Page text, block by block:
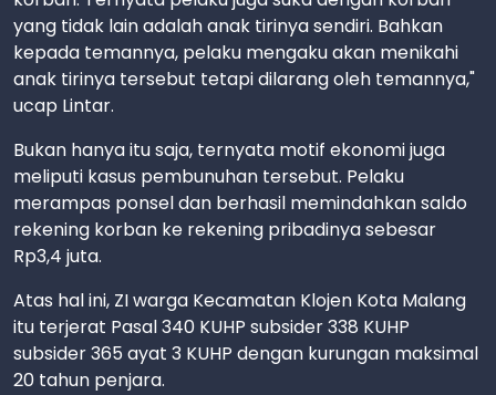
yang tidak lain adalah anak tirinya sendiri. Bahkan
kepada temannya, pelaku mengaku akan menikahi
anak tirinya tersebut tetapi dilarang oleh temannya,"
ucap Lintar.
Bukan hanya itu saja, ternyata motif ekonomi juga
meliputi kasus pembunuhan tersebut. Pelaku
merampas ponsel dan berhasil memindahkan saldo
rekening korban ke rekening pribadinya sebesar
Rp3,4 juta.
Atas hal ini, ZI warga Kecamatan Klojen Kota Malang
itu terjerat Pasal 340 KUHP subsider 338 KUHP
subsider 365 ayat 3 KUHP dengan kurungan maksimal
20 tahun penjara.